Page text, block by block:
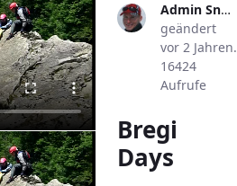
Admin Snowlion
geändert
vor 2 Jahren.
16424
Aufrufe
Bregi
Days